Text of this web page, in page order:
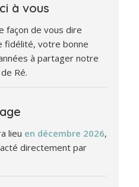
à vous
façon de vous dire
fidélité, votre bonne
à partager notre
Ré.
lieu en décembre 2026,
directement par